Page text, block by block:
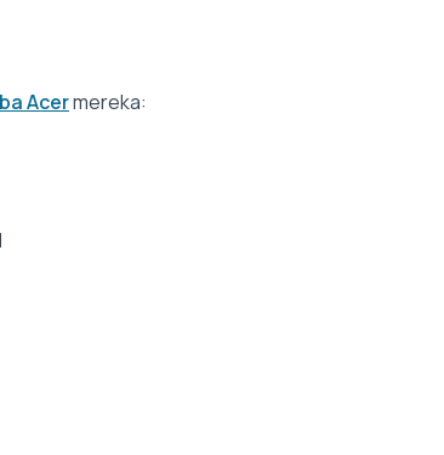
Acermereka: